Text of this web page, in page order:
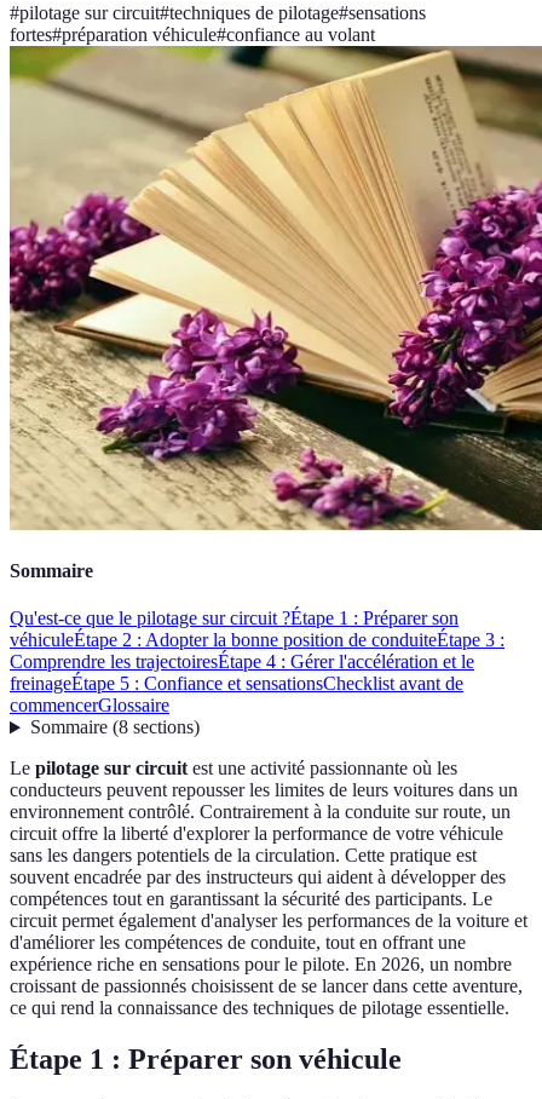
#pilotage sur circuit#techniques de pilotage#sensations
fortes#préparation véhicule#confiance au volant
Sommaire
Qu'est-ce que le pilotage sur circuit ?Étape 1 : Préparer son
véhiculeÉtape 2 : Adopter la bonne position de conduiteÉtape 3 :
Comprendre les trajectoiresÉtape 4 : Gérer l'accélération et le
freinageÉtape 5 : Confiance et sensationsChecklist avant de
commencerGlossaire
Sommaire(8 sections)
Le pilotage sur circuitest une activité passionnante où les
conducteurs peuvent repousser les limites de leurs voitures dans un
environnement contrôlé. Contrairement à la conduite sur route, un
circuit offre la liberté d'explorer la performance de votre véhicule
sans les dangers potentiels de la circulation. Cette pratique est
souvent encadrée par des instructeurs qui aident à développer des
compétences tout en garantissant la sécurité des participants. Le
circuit permet également d'analyser les performances de la voiture et
d'améliorer les compétences de conduite, tout en offrant une
expérience riche en sensations pour le pilote. En 2026, un nombre
croissant de passionnés choisissent de se lancer dans cette aventure,
ce qui rend la connaissance des techniques de pilotage essentielle.
Étape 1 : Préparer son véhicule